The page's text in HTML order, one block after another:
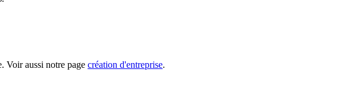
Voir aussi notre page création d'entreprise.